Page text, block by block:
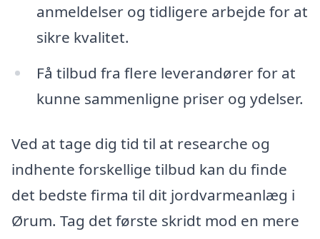
anmeldelser og tidligere arbejde for at
sikre kvalitet.
Få tilbud fra flere leverandører for at
kunne sammenligne priser og ydelser.
Ved at tage dig tid til at researche og
indhente forskellige tilbud kan du finde
det bedste firma til dit jordvarmeanlæg i
Ørum. Tag det første skridt mod en mere